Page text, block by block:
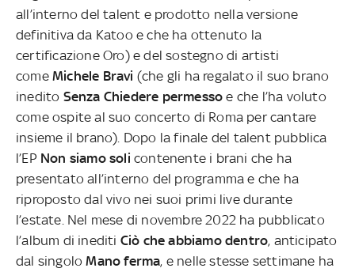
all’interno del talent e prodotto nella versione
definitiva da Katoo e che ha ottenuto la
certificazione Oro) e del sostegno di artisti
come Michele Bravi (che gli ha regalato il suo brano
inedito Senza Chiedere permesso e che l’ha voluto
come ospite al suo concerto di Roma per cantare
insieme il brano). Dopo la finale del talent pubblica
l’EP Non siamo soli contenente i brani che ha
presentato all’interno del programma e che ha
riproposto dal vivo nei suoi primi live durante
l’estate. Nel mese di novembre 2022 ha pubblicato
l’album di inediti Ciò che abbiamo dentro, anticipato
dal singolo Mano ferma, e nelle stesse settimane ha